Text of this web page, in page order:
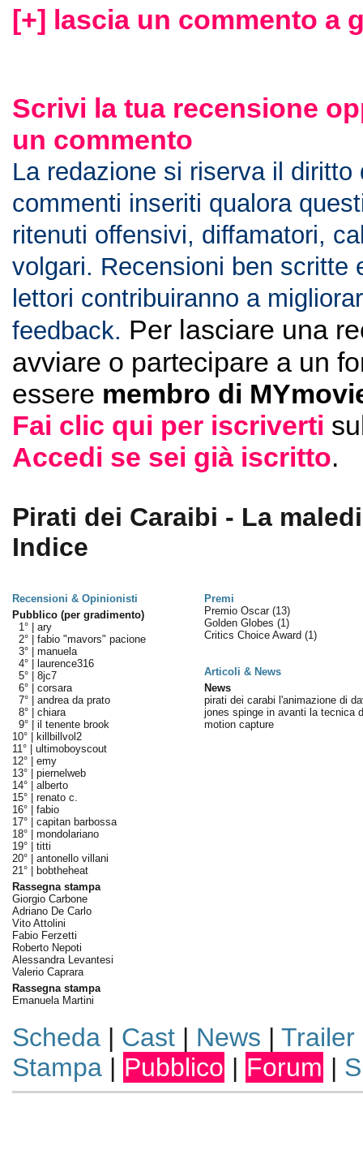
[+] lascia un commento a
Scrivi la tua recensione
un commento
La redazione si riserva il diritto
commenti inseriti qualora
ritenuti offensivi, diffamatori,
volgari. Recensioni ben scritte
lettori contribuiranno a
feedback. Per lasciare una
avviare o partecipare a un
essere membro di
Fai clic qui per iscriverti
Accedi se sei già iscritto.
Pirati dei Caraibi - La
Indice
Recensioni & Opinionisti
Premi
Pubblico (per gradimento)
1° | ary
2° | fabio "mavors" pacione
3° | manuela
4° |
laurence316
5° | 8jc7
6° | corsara
7° | andrea da prato
8° | chiara
9° | il tenente brook
10° |
killbillvol2
11° | ultimoboyscout
12° | emy
13° | piernelweb
14° | alberto
15° | renato c.
16° | fabio
17° | capitan barbossa
18° | mondolariano
19° | titti
20° | antonello villani
21° |
bobtheheat
Rassegna stampa
Giorgio Carbone
Adriano De Carlo
Vito Attolini
Fabio Ferzetti
Roberto Nepoti
Alessandra Levantesi
Valerio Caprara
Rassegna stampa
Emanuela Martini
Premio Oscar (13)
Golden Globes (1)
Critics Choice Award (1)
Articoli & News
News
pirati dei carabi l'animazione di
jones spinge in avanti la tecnica
motion capture
Scheda| Cast| News | Trailer
Stampa| Pubblico | Forum |